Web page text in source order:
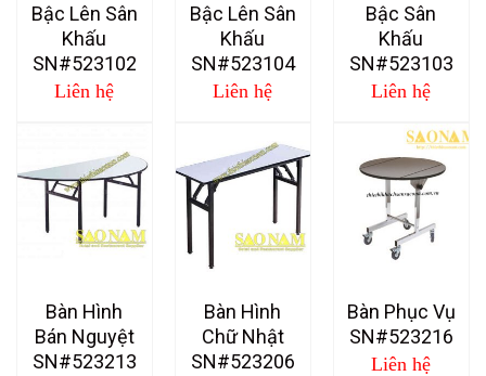
Bậc Lên Sân
Khấu
SN#523102
Liên hệ
Bậc Lên Sân
Khấu
SN#523104
Liên hệ
Bậc Sân
Khấu
SN#523103
Liên hệ
Bàn Hình
Bán Nguyệt
SN#523213
Bàn Hình
Chữ Nhật
SN#523206
Bàn Phục Vụ
SN#523216
Liên hệ